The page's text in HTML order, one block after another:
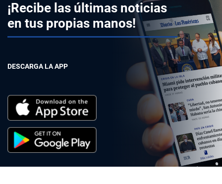
¡Recibe las últimas noticias
en tus propias manos!
DESCARGA LA APP